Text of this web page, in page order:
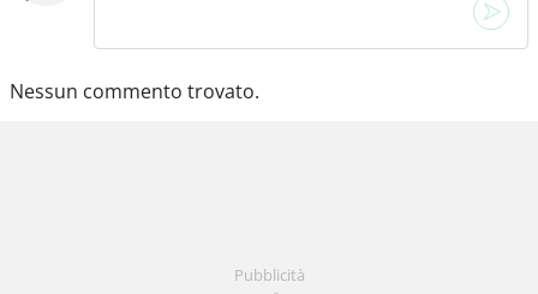
Nessun commento trovato.
Pubblicità